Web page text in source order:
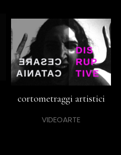
cortometraggi artistici
VIDEOARTE